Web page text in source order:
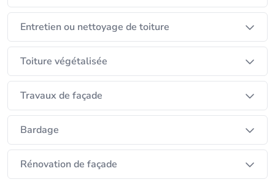
Entretien ou nettoyage de toiture
Toiture végétalisée
Travaux de façade
Bardage
Rénovation de façade